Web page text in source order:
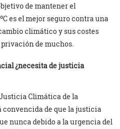
de mantener el
es el mejor seguro contra una
climático y sus costes
de muchos.
¿necesita de justicia
Climática de la
convencida de que la justicia
nunca debido a la urgencia del